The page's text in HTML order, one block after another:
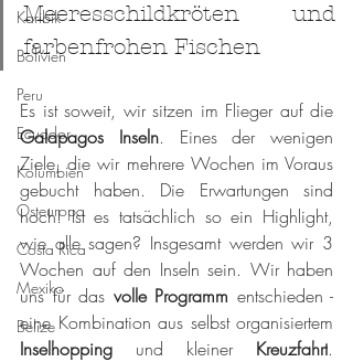
Karibik
Bolivien
Peru
Ecuador
Kolumbien
Osteuropa
Costa Rica
Mexiko
Belize
Meeresschildkröten und
farbenfrohen Fischen
Galapagos Inseln. Eines der wenigen
Ziele, die wir mehrere Wochen im Voraus
gebucht haben. Die Erwartungen sind
hoch! Ist es tatsächlich so ein Highlight,
wie alle sagen? Insgesamt werden wir 3
Wochen auf den Inseln sein. Wir haben
uns für das volle Programm entschieden -
Inselhopping und kleiner Kreuzfahrt.